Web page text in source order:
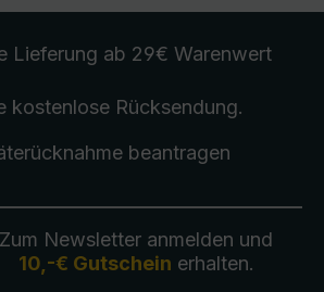
Lieferung ab 29€ Warenwert
kostenlose Rücksendung.
beantragen
Zum Newsletter anmelden und
10,-€ Gutschein erhalten.